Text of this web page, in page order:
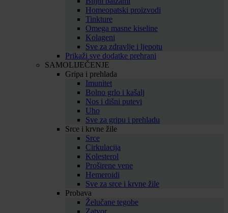
Homeopatski proizvodi
Tinkture
Omega masne kiseline
Kolageni
Sve za zdravlje i ljepotu
Prikaži sve dodatke prehrani
SAMOLIJEČENJE
Gripa i prehlada
Imunitet
Bolno grlo i kašalj
Nos i dišni putevi
Uho
Sve za gripu i prehladu
Srce i krvne žile
Srce
Cirkulacija
Kolesterol
Proširene vene
Hemeroidi
Sve za srce i krvne žile
Probava
Želučane tegobe
Zatvor